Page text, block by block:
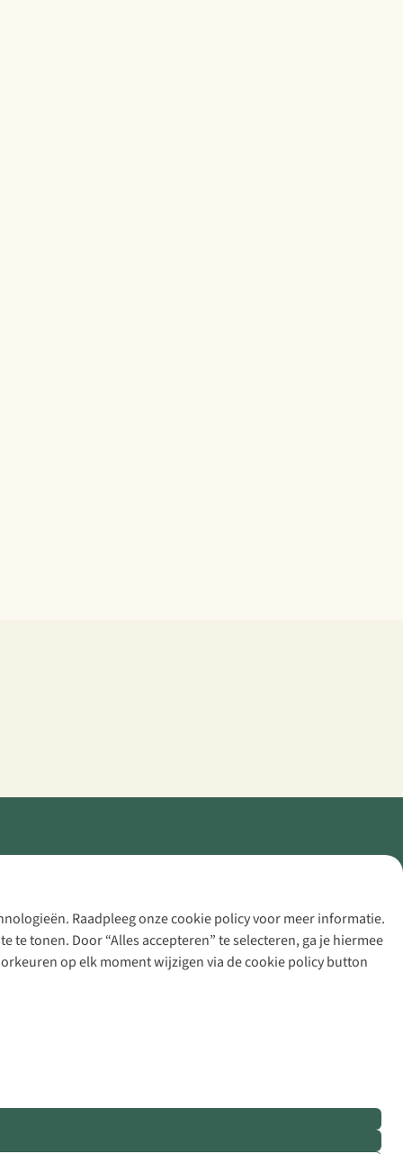
Raadpleeg onze cookie policy voor meer informatie.
tonen. Door “Alles accepteren” te selecteren, ga je hiermee
op elk moment wijzigen via de cookie policy button